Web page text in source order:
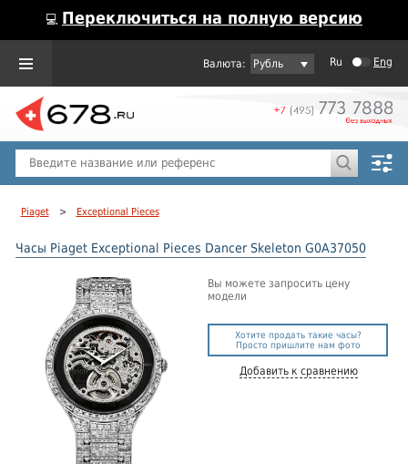
💻 Переключиться на полную версию
Рубль Ru Eng
Piaget > Exceptional Pieces
Часы Piaget Exceptional Pieces Dancer Skeleton G0A37050
Вы можете запросить цену
модели
Хотите продать такие часы?
Просто пришлите нам фото
Добавить к сравнению